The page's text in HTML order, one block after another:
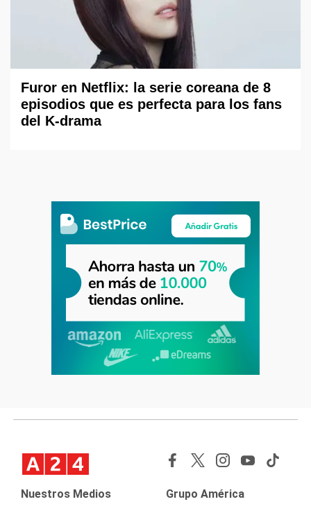
Furor en Netflix: la serie coreana de 8
episodios que es perfecta para los fans
del K-drama
Nuestros Medios Grupo América